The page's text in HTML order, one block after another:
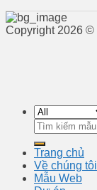
Copyright 2026 ©
Tìm
kiếm:
Trang chủ
Về chúng tôi
Mẫu Web